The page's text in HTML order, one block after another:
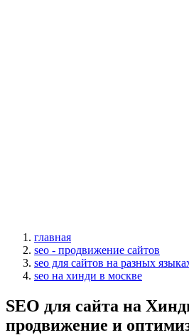
главная
seo - продвижение сайтов
seo для сайтов на разных
seo на хинди в москве
SEO для сайта на
продвижение и